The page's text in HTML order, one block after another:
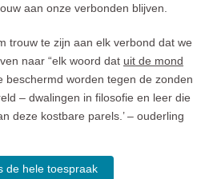
aan onze verbonden blijven.
trouw te zijn aan elk verbond dat we
naar “elk woord dat uit de mond
beschermd worden tegen de zonden
– dwalingen in filosofie en leer die
deze kostbare parels.’ – ouderling
de hele toespraak